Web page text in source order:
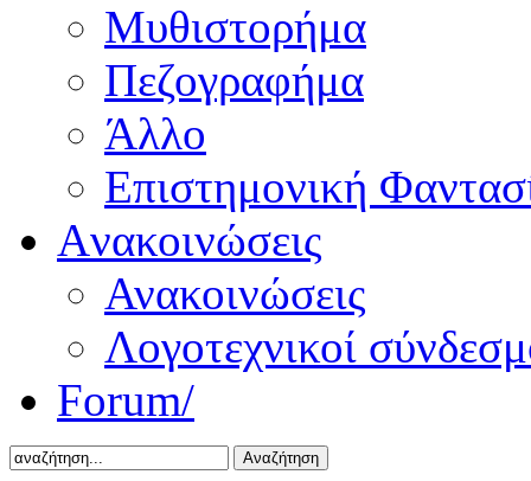
Μυθιστορήμα
Πεζογραφήμα
Άλλο
Επιστημονική
Aνακοινώσεις
Ανακοινώσεις
Λογοτεχνικοί
Forum/
Αναζήτηση